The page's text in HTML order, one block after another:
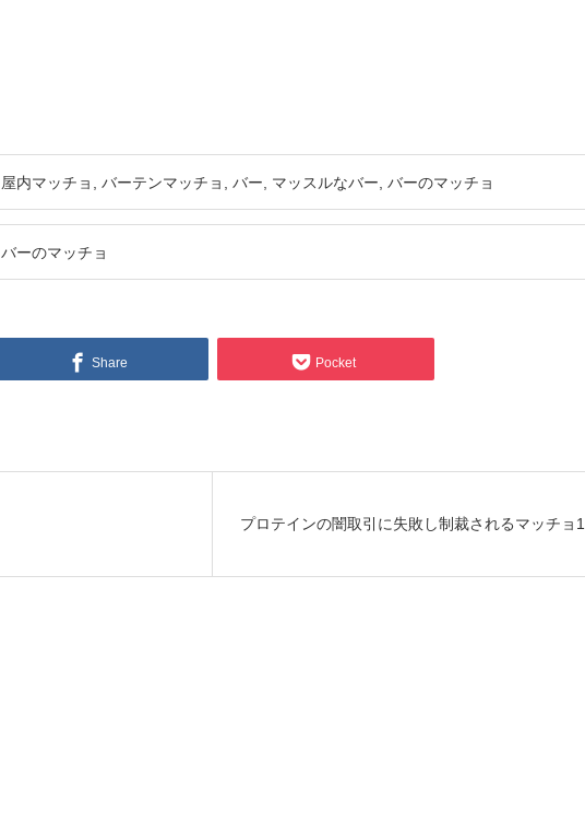
屋内マッチョ バーテンマッチョ バー マッスルなバー バーのマッチョ
バーのマッチョ
Share Pocket
プロテインの闇取引に失敗し制裁されるマッチョ1